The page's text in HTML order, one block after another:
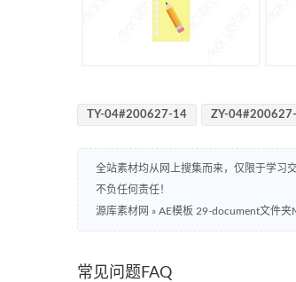
TY-04#200627-14 ZY-
全站素材均从网上搜集而来，仅限于学习
不负任何责任！
源库素材网 » AE模板 29-document文件
常见问题FAQ